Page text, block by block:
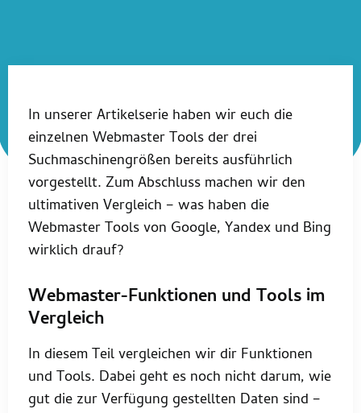
In unserer Artikelserie haben wir euch die
einzelnen Webmaster Tools der drei
Suchmaschinengrößen bereits ausführlich
vorgestellt. Zum Abschluss machen wir den
ultimativen Vergleich – was haben die
Webmaster Tools von Google, Yandex und Bing
wirklich drauf?
Webmaster-Funktionen und Tools im
Vergleich
In diesem Teil vergleichen wir dir Funktionen
und Tools. Dabei geht es noch nicht darum, wie
gut die zur Verfügung gestellten Daten sind –